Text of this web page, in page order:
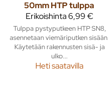
50mm HTP tulppa
Erikoishinta6,99 €
Tulppa pystyputkeen HTP SN8,
asennetaan viemäriputken sisään.
Käytetään rakennusten sisä- ja
ulko...
Heti saatavilla